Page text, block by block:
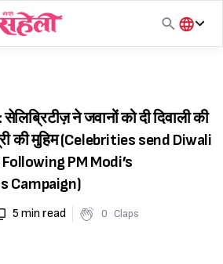
हिंदी
ने जवानों को दी दिवाली की
की मुहिम (Celebrities send Diwali
PM Modi’s
Campaign)
5 min read 0 Claps